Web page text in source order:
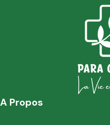
A Propos